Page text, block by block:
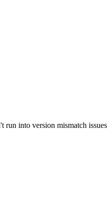
run into version mismatch issues